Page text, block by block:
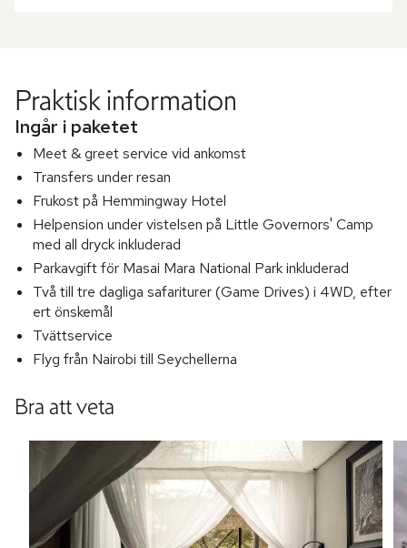
Praktisk information
Ingår i paketet
Meet & greet service vid ankomst
Transfers under resan
Frukost på Hemmingway Hotel
Helpension under vistelsen på Little Governors' Camp
med all dryck inkluderad
Parkavgift för Masai Mara National Park inkluderad
Två till tre dagliga safariturer (Game Drives) i 4WD, efter
ert önskemål
Tvättservice
Flyg från Nairobi till Seychellerna
Bra att veta